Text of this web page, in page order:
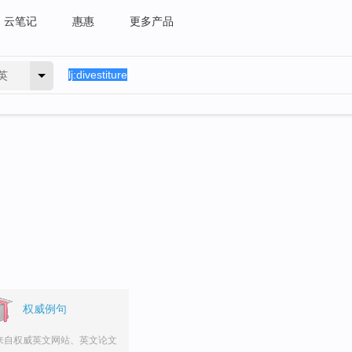
云笔记 惠惠 更多产品
权威例句
自权威英文网站、英文论文